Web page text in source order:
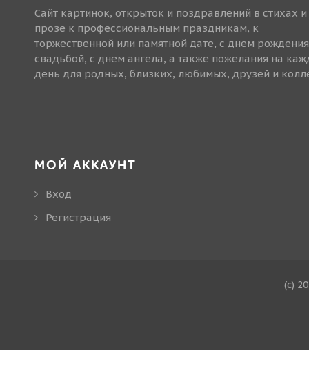
Сайт картинок, открыток и поздравлений в стихах и
прозе к профессиональным праздникам, к
торжественной или памятной дате, с днем
свадьбой, с днем ангела, а также пожелания на
день для родных, близких, любимых, друзей и
МОЙ АККАУНТ
Вход
Регистрация
(c)